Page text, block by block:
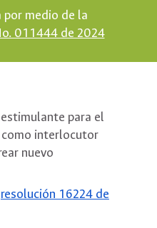
por medio de la
011444 de 2024
para el
como interlocutor
nuevo
resolución 16224 de